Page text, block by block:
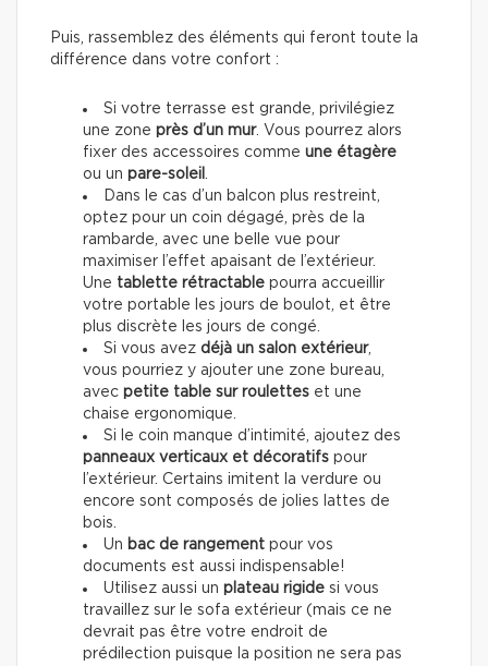
Puis, rassemblez des éléments qui feront toute la
différence dans votre confort :
Si votre terrasse est grande, privilégiez
une zone près d’un mur. Vous pourrez alors
fixer des accessoires comme une étagère
ou un pare-soleil
Dans le cas d’un balcon plus restreint,
optez pour un coin dégagé, près de la
rambarde, avec une belle vue pour
maximiser l’effet apaisant de l’extérieur.
Une tablette rétractable pourra accueillir
votre portable les jours de boulot, et être
plus discrète les jours de congé.
Si vous avez déjà un salon extérieur,
vous pourriez y ajouter une zone bureau,
avec petite table sur roulettes et une
chaise ergonomique.
Si le coin manque d’intimité, ajoutez des
panneaux verticaux et décoratifs pour
l’extérieur. Certains imitent la verdure ou
encore sont composés de jolies lattes de
bois.
Un bac de rangement pour vos
documents est aussi indispensable!
Utilisez aussi un plateau rigide si vous
travaillez sur le sofa extérieur (mais ce ne
devrait pas être votre endroit de
prédilection puisque la position ne sera pas